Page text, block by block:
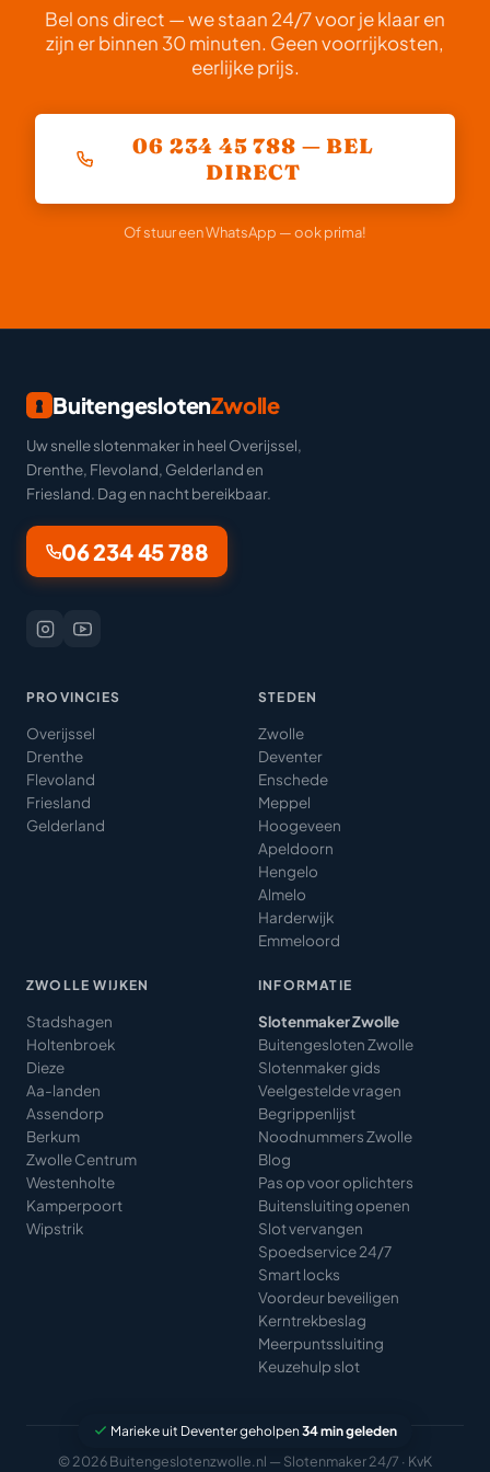
Bel ons direct — we staan 24/7 voor je klaar en
zijn er binnen 30 minuten. Geen voorrijkosten,
eerlijke prijs.
06 234 45 788 — BEL
DIRECT
Of stuur een WhatsApp — ook prima!
BuitengeslotenZwolle
Uw snelle slotenmaker in heel Overijssel,
Drenthe, Flevoland, Gelderland en
Friesland. Dag en nacht bereikbaar.
06 234 45 788
PROVINCIES
Overijssel
Drenthe
Flevoland
Friesland
Gelderland
STEDEN
Zwolle
Deventer
Enschede
Meppel
Hoogeveen
Apeldoorn
Hengelo
Almelo
Harderwijk
Emmeloord
ZWOLLE WIJKEN
Stadshagen
Holtenbroek
Dieze
Aa-landen
Assendorp
Berkum
Zwolle Centrum
Westenholte
Kamperpoort
Wipstrik
INFORMATIE
Slotenmaker Zwolle
Buitengesloten Zwolle
Slotenmaker gids
Veelgestelde vragen
Begrippenlijst
Noodnummers Zwolle
Blog
Pas op voor oplichters
Buitensluiting openen
Slot vervangen
Spoedservice 24/7
Smart locks
Voordeur beveiligen
Kerntrekbeslag
Meerpuntssluiting
Keuzehulp slot
© 2026 Buitengeslotenzwolle.nl — Slotenmaker 24/7 · KvK
Marieke uit Deventer geholpen 34 min geleden